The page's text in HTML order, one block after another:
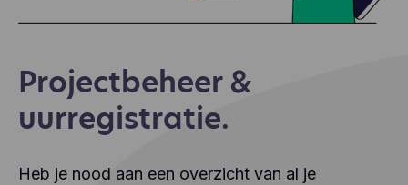
Projectbeheer &
uurregistratie.
Heb je nood aan een overzicht van al je